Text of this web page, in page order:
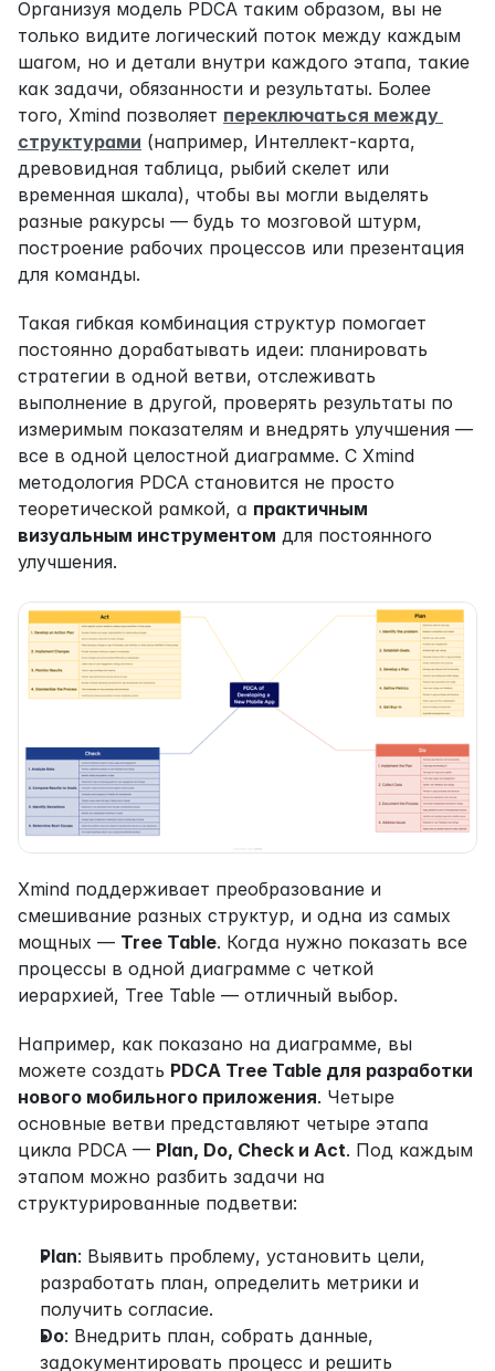
Организуя модель PDCA таким образом, вы не
только видите логический поток между каждым
шагом, но и детали внутри каждого этапа, такие
как задачи, обязанности и результаты. Более
того, Xmind позволяет переключаться между
структурами (например, Интеллект-карта,
древовидная таблица, рыбий скелет или
временная шкала), чтобы вы могли выделять
разные ракурсы — будь то мозговой штурм,
построение рабочих процессов или презентация
для команды.
Такая гибкая комбинация структур помогает
постоянно дорабатывать идеи: планировать
стратегии в одной ветви, отслеживать
выполнение в другой, проверять результаты по
измеримым показателям и внедрять улучшения —
все в одной целостной диаграмме. С Xmind
методология PDCA становится не просто
теоретической рамкой, а практичным
визуальным инструментом для постоянного
улучшения.
Xmind поддерживает преобразование и
смешивание разных структур, и одна из самых
мощных — Tree Table. Когда нужно показать все
процессы в одной диаграмме с четкой
иерархией, Tree Table — отличный выбор.
Например, как показано на диаграмме, вы
можете создать PDCA Tree Table для разработки
нового мобильного приложения. Четыре
основные ветви представляют четыре этапа
цикла PDCA — Plan, Do, Check и Act. Под каждым
этапом можно разбить задачи на
структурированные подветви:
Plan: Выявить проблему, установить цели,
разработать план, определить метрики и
получить согласие.
Do: Внедрить план, собрать данные,
задокументировать процесс и решить